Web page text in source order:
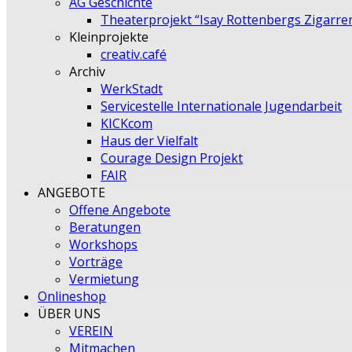
Theaterprojekt “Isay Rottenbergs
Kleinprojekte
creativ.café
Archiv
WerkStadt
Servicestelle Internationale Jugendarbeit
KICKcom
Haus der Vielfalt
Courage Design Projekt
FAIR
ANGEBOTE
Offene Angebote
Beratungen
Workshops
Vorträge
Vermietung
Onlineshop
ÜBER UNS
VEREIN
Mitmachen